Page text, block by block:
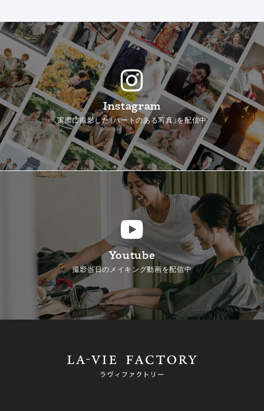
Instagram
実際に撮影した「ハートのある写真」を配信中
Youtube
撮影当日のメイキング動画を配信中